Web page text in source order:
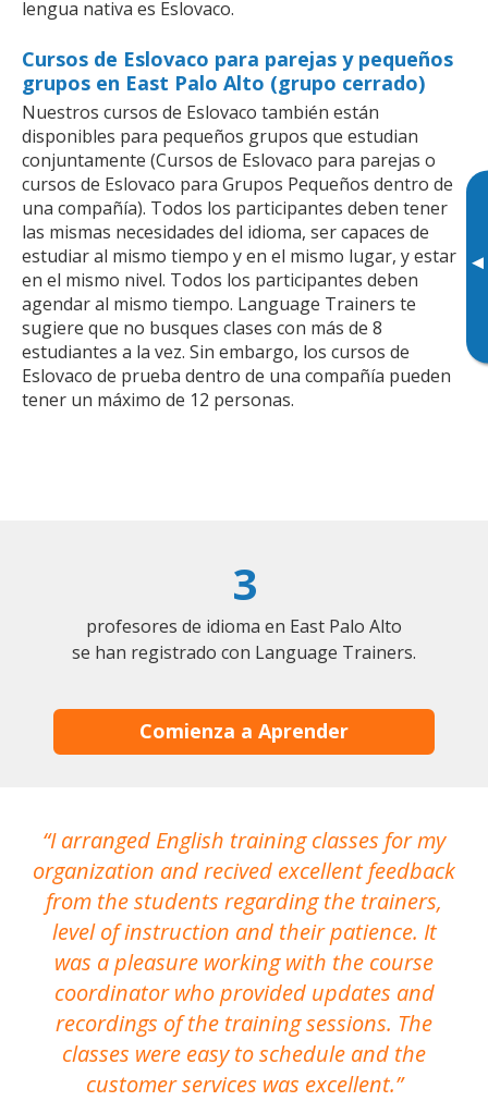
▸
lengua nativa es Eslovaco.
Cursos de Eslovaco para parejas y pequeños
grupos en East Palo Alto (grupo cerrado)
Nuestros cursos de Eslovaco también están
disponibles para pequeños grupos que estudian
conjuntamente (Cursos de Eslovaco para parejas o
cursos de Eslovaco para Grupos Pequeños dentro de
una compañía). Todos los participantes deben tener
las mismas necesidades del idioma, ser capaces de
estudiar al mismo tiempo y en el mismo lugar, y estar
en el mismo nivel. Todos los participantes deben
agendar al mismo tiempo. Language Trainers te
sugiere que no busques clases con más de 8
estudiantes a la vez. Sin embargo, los cursos de
Eslovaco de prueba dentro de una compañía pueden
tener un máximo de 12 personas.
3
profesores de idioma en East Palo Alto
se han registrado con Language Trainers.
Comienza a Aprender
I arranged English training classes for my
organization and recived excellent feedback
from the students regarding the trainers,
level of instruction and their patience. It
was a pleasure working with the course
coordinator who provided updates and
recordings of the training sessions. The
classes were easy to schedule and the
customer services was excellent.